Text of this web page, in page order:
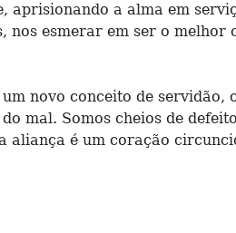
a alma em
esmerar em ser o melhor
novo conceito de
mal. Somos cheios de
é um coração